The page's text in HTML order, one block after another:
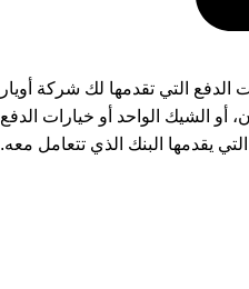
الدفع التي تقدمها لك شركة أويار
أو الشيك الواحد أو خيارات الدفع
يقدمها البنك الذي تتعامل معه.